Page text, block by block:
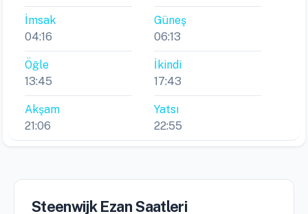
İmsak
04:16
Güneş
06:13
Öğle
13:45
İkindi
17:43
Akşam
21:06
Yatsı
22:55
Steenwijk Ezan Saatleri